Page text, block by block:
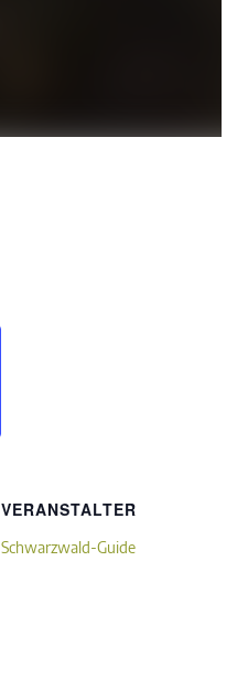
VERANSTALTER
Schwarzwald-Guide